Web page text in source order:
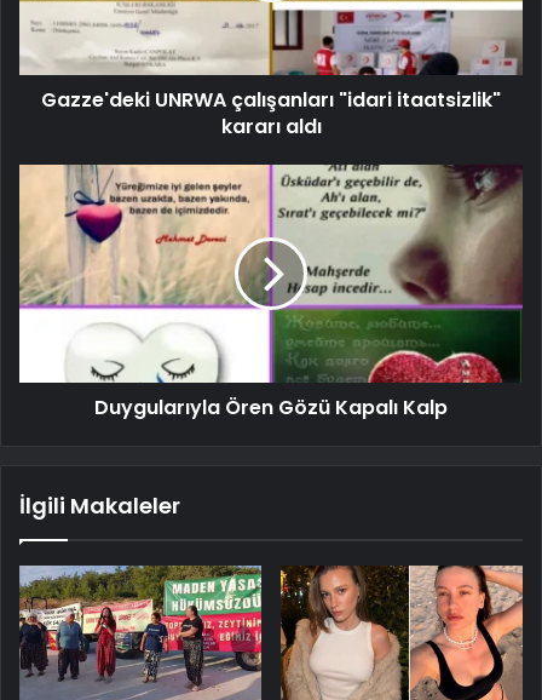
Gazze'deki UNRWA çalışanları "idari itaatsizlik"
kararı aldı
Duygularıyla Ören Gözü Kapalı Kalp
İlgili Makaleler